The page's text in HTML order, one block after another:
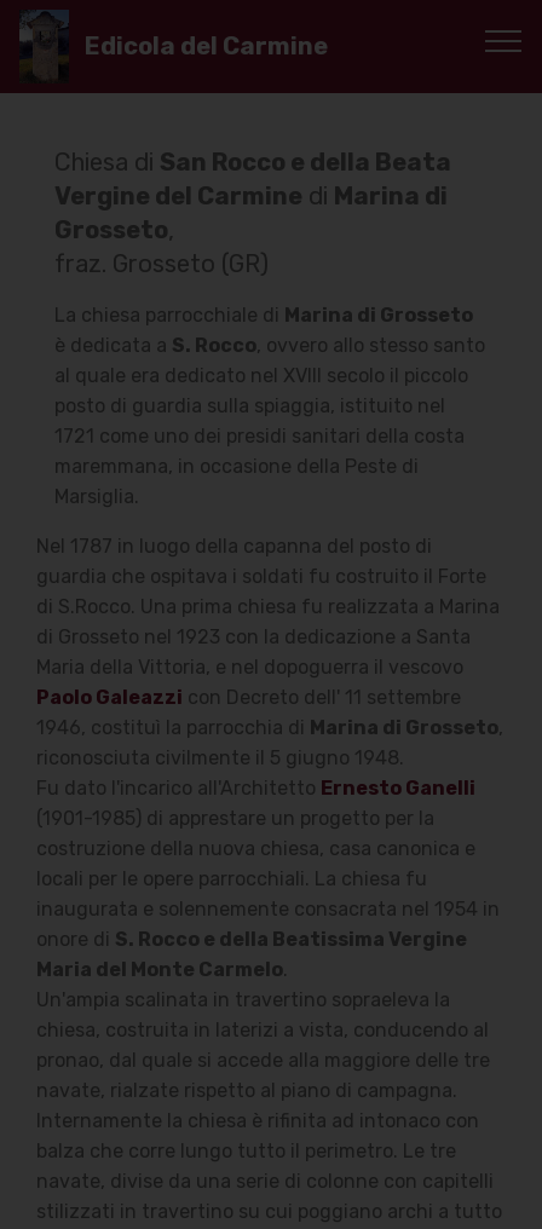
Edicola del Carmine
Chiesa di San Rocco e della Beata
Vergine del Carmine di Marina di
Grosseto,
fraz. Grosseto (GR)
La chiesa parrocchiale di Marina di Grosseto
è dedicata a S. Rocco, ovvero allo stesso santo
al quale era dedicato nel XVIII secolo il piccolo
posto di guardia sulla spiaggia, istituito nel
1721 come uno dei presidi sanitari della costa
maremmana, in occasione della Peste di
Marsiglia.
Nel 1787 in luogo della capanna del posto di
guardia che ospitava i soldati fu costruito il Forte
di S.Rocco. Una prima chiesa fu realizzata a Marina
di Grosseto nel 1923 con la dedicazione a Santa
Maria della Vittoria, e nel dopoguerra il vescovo
Paolo Galeazzi con Decreto dell' 11 settembre
1946, costituì la parrocchia di Marina di Grosseto,
riconosciuta civilmente il 5 giugno 1948.
Fu dato l'incarico all'Architetto Ernesto Ganelli
(1901-1985) di apprestare un progetto per la
costruzione della nuova chiesa, casa canonica e
locali per le opere parrocchiali. La chiesa fu
inaugurata e solennemente consacrata nel 1954 in
onore di S. Rocco e della Beatissima Vergine
Maria del Monte Carmelo.
Un'ampia scalinata in travertino sopraeleva la
chiesa, costruita in laterizi a vista, conducendo al
pronao, dal quale si accede alla maggiore delle tre
navate, rialzate rispetto al piano di campagna.
Internamente la chiesa è rifinita ad intonaco con
balza che corre lungo tutto il perimetro. Le tre
navate, divise da una serie di colonne con capitelli
stilizzati in travertino su cui poggiano archi a tutto